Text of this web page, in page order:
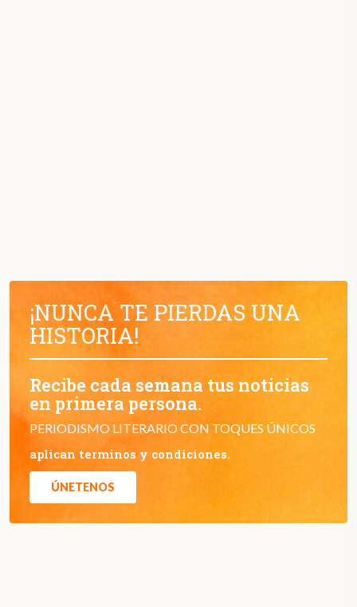
¡NUNCA TE PIERDAS UNA
HISTORIA!
Recibe cada semana tus noticias
en primera persona.
PERIODISMO LITERARIO CON TOQUES ÚNICOS
aplican terminos y condiciones.
ÚNETENOS